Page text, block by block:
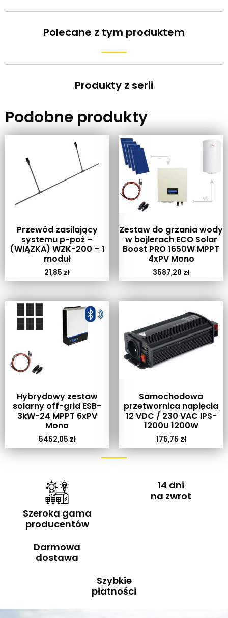
Polecane z tym produktem
Produkty z serii
Podobne produkty
Przewód zasilający
systemu p-poż –
(WIĄZKA) WZK-200 – 1
moduł
21,85 zł
Zestaw do grzania wody
w bojlerach ECO Solar
Boost PRO 1650W MPPT
4xPV Mono
3587,20 zł
Hybrydowy zestaw
solarny off-grid ESB-
3kW-24 MPPT 6xPV
Mono
5452,05 zł
Samochodowa
przetwornica napięcia
12 VDC / 230 VAC IPS-
1200U 1200W
175,75 zł
Szeroka gama
producentów
14 dni
na zwrot
Darmowa
dostawa
Szybkie
płatności